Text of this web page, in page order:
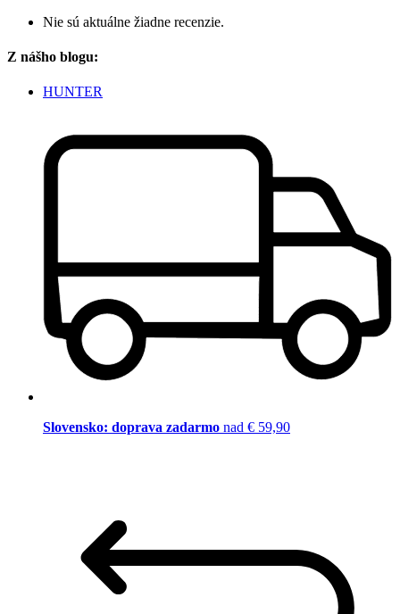
Nie sú aktuálne žiadne recenzie.
Z nášho blogu:
HUNTER
Slovensko: doprava zadarmo nad € 59,90